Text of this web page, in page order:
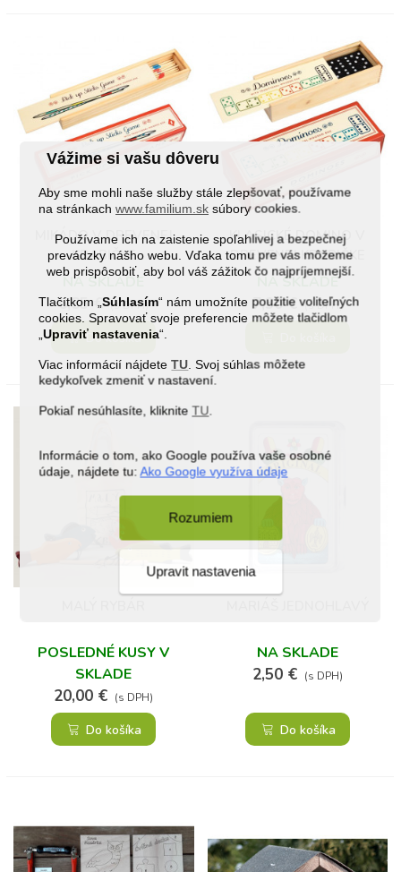
Vážime si vašu dôveru
Aby sme mohli naše služby stále zlepšovať, používame
na stránkachwww.familium.sk súbory cookies.
Používame ich na zaistenie spoľahlivej a bezpečnej
prevádzky nášho webu. Vďaka tomu pre vás môžeme
web prispôsobiť, aby bol váš zážitok čo najpríjemnejší.
Tlačítkom „Súhlasím“ nám umožníte použitie voliteľných
cookies. Spravovať svoje preferencie môžete tlačidlom
„Upraviť nastavenia“.
Viac informácií nájdete TU . Svoj súhlas môžete
kedykoľvek zmeniť v nastavení.
Pokiaľ nesúhlasíte, klikniteTU
Informácie o tom, ako Google používa vaše osobné
údaje, nájdete tu: Ako Google využíva údaje
Rozumiem
Upravit nastavenia
MIKÁDO V DREVENEJ
KRABIČKE
NA SKLADE
6,85 € (s DPH)
Do košíka
KLASICKÉ DOMINO V
DREVENEJ KRABIČKE
NA SKLADE
7,30 € (s DPH)
POSLEDNÉ KUSY V
SKLADE
20,00 € (s DPH)
Do košíka
NA SKLADE
2,50 € (s DPH)
Do košíka